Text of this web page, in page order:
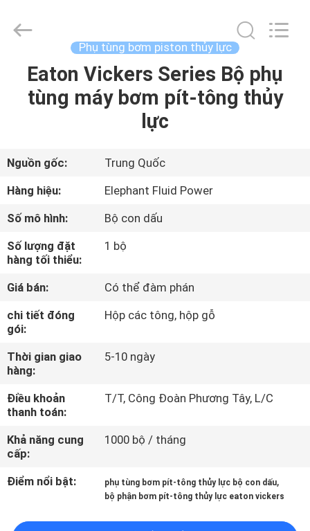
TRANG
CHỦ
SẢN
PHẨM
CHÚNG
TÔI
THAM
QUAN
NHÀ
MÁY
KIỂM
SOÁT
CHẤT
Elephant
Reserved.
Phụ tùng bơm piston thủy lực
Eaton Vickers Series Bộ phụ
tùng máy bơm pít-tông thủy
lực
Nguồn gốc:
Trung Quốc
Hàng hiệu:
Elephant Fluid Power
Số mô hình:
Bộ con dấu
Số lượng đặt
hàng tối thiểu:
1 bộ
Giá bán:
Có thể đàm phán
chi tiết đóng
gói:
Hộp các tông, hộp gỗ
Thời gian giao
hàng:
5-10 ngày
Điều khoản
thanh toán:
T/T, Công Đoàn Phương Tây, L/C
Khả năng cung
cấp:
1000 bộ / tháng
Điểm nổi bật: phụ tùng bơm pít-tông thủy lực bộ con dấu,
bộ phận bơm pít-tông thủy lực eaton vickers